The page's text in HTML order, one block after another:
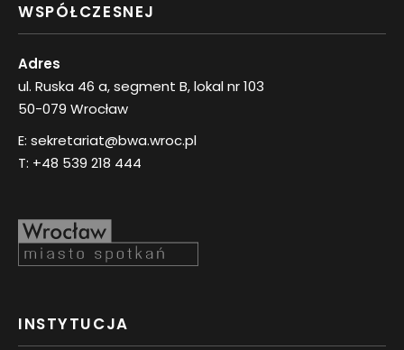
WSPÓŁCZESNEJ
Adres
ul. Ruska 46 a, segment B, lokal nr 103
50-079 Wrocław
E: sekretariat@bwa.wroc.pl
T: +48 539 218 444
INSTYTUCJA